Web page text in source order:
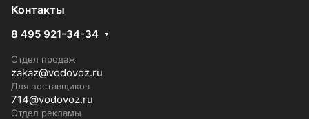
Контакты
8 495 921-34-34
Отдел продаж
zakaz@vodovoz.ru
Для поставщиков
714@vodovoz.ru
Отдел рекламы